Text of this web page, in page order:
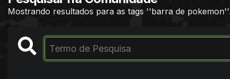
Mostrando resultados para as tags ''barra de